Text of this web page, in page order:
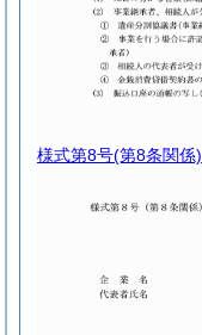
様式第8号(第8条関係)